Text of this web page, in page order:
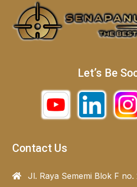
Let’s Be
Contact Us
Jl. Raya Sememi Blok F no.